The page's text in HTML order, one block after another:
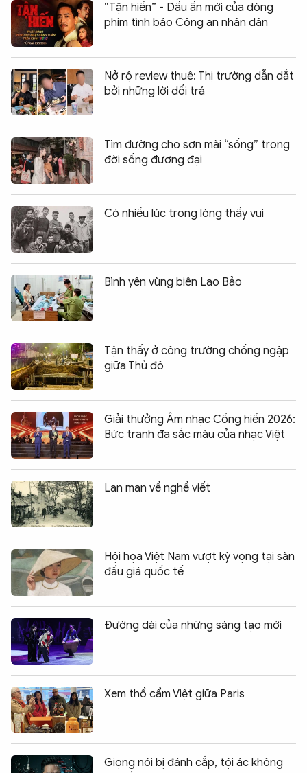
“Tận hiến” - Dấu ấn mới của dòng
phim tình báo Công an nhân dân
Nở rộ review thuê: Thị trường dẫn dắt
bởi những lời dối trá
Tìm đường cho sơn mài “sống” trong
đời sống đương đại
Có nhiều lúc trong lòng thấy vui
Bình yên vùng biên Lao Bảo
Tận thấy ở công trường chống ngập
giữa Thủ đô
Giải thưởng Âm nhạc Cống hiến 2026:
Bức tranh đa sắc màu của nhạc Việt
Lan man về nghề viết
Hội họa Việt Nam vượt kỳ vọng tại sàn
đấu giá quốc tế
Đường dài của những sáng tạo mới
Xem thổ cẩm Việt giữa Paris
Giọng nói bị đánh cắp, tội ác không